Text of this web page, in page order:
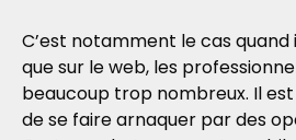
C’est notamment le cas
que sur le web, les
beaucoup trop nombreux. Il
de se faire arnaquer par des